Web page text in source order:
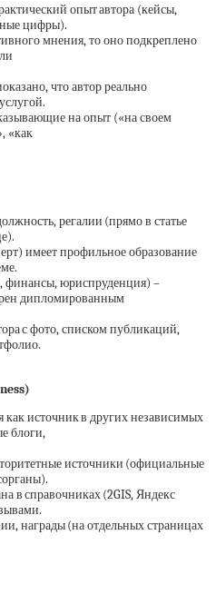
опыт автора (кейсы,
цифры).
мнения, то оно подкреплено
что автор реально
на опыт («на своем
«как
регалии (прямо в статье
имеет профильное образование
финансы, юриспруденция) –
дипломированным
с фото, списком публикаций,
источник в других независимых
блоги,
источники (официальные
в справочниках (2GIS, Яндекс
награды (на отдельных страницах